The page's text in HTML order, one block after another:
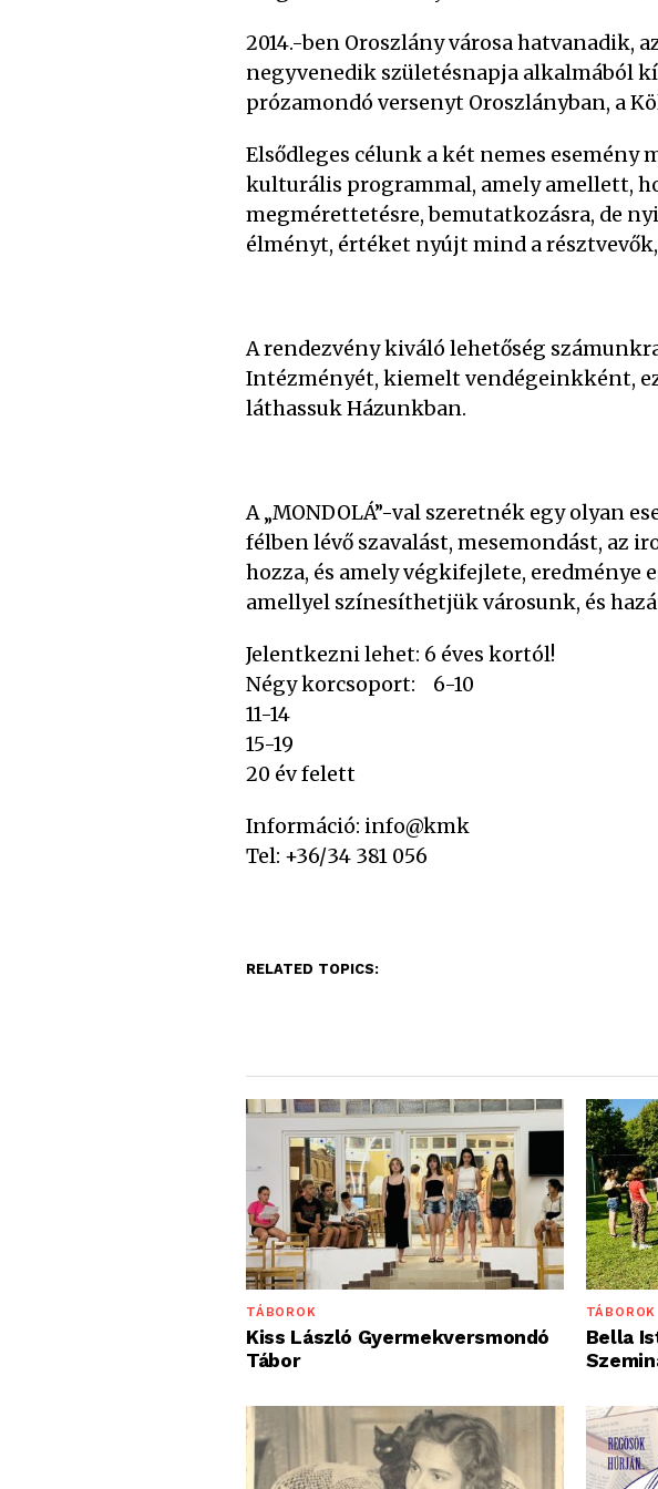
2014.-ben Oroszlány városa hatvanadik,
negyvenedik születésnapja alkalmából
prózamondó versenyt Oroszlányban, a
Elsődleges célunk a két nemes
kulturális programmal, amely amellett,
megmérettetésre, bemutatkozásra, de
élményt, értéket nyújt mind a
A rendezvény kiváló lehetőség
Intézményét, kiemelt vendégeinkként,
láthassuk Házunkban.
A „MONDOLÁ”-val szeretnék egy olyan
félben lévő szavalást, mesemondást, az
hozza, és amely végkifejlete,
amellyel színesíthetjük városunk, és
Jelentkezni lehet: 6 éves kortól!
Négy korcsoport: 6-10
11-14
15-19
20 év felett
Információ: info@kmk
Tel: +36/34 381 056
RELATED TOPICS:
TÁBOROK
Kiss László Gyermekversmondó
Tábor
TÁBOROK
Bella